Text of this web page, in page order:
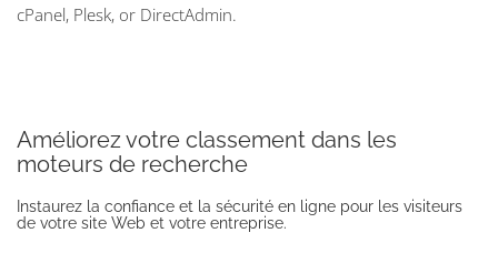
cPanel, Plesk, or DirectAdmin.
Améliorez votre classement dans les
moteurs de recherche
Instaurez la confiance et la sécurité en ligne pour les visiteurs
de votre site Web et votre entreprise.